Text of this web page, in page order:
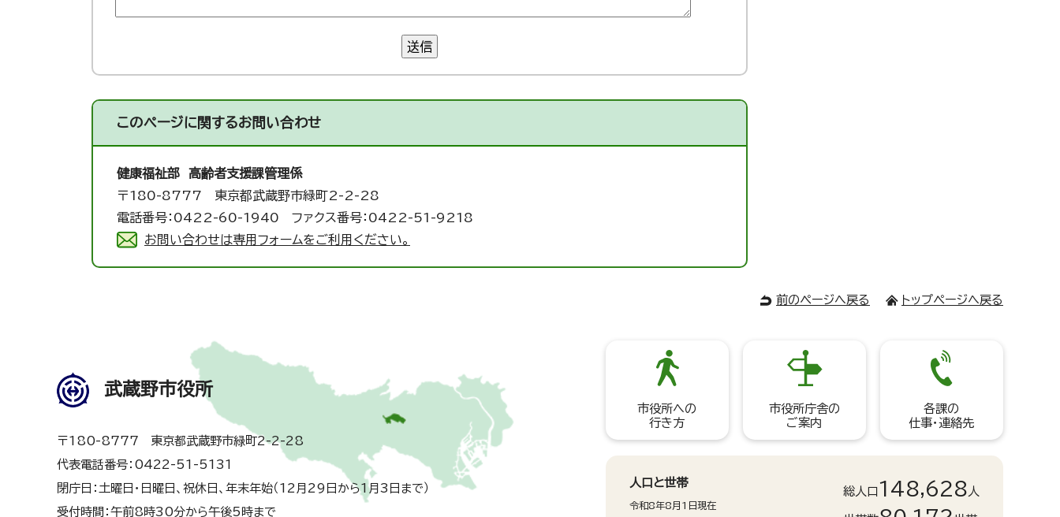
送信
このページに関するお問い合わせ
健康福祉部 高齢者支援課管理係
〒180-8777 東京都武蔵野市緑町2-2-28
電話番号：0422-60-1940 ファクス番号：0422-51-9218
お問い合わせは専用フォームをご利用ください。
前のページへ戻る トップページへ戻る
武蔵野市役所
〒180-8777 東京都武蔵野市緑町2-2-28
代表電話番号：0422-51-5131
閉庁日：土曜日・日曜日、祝休日、年末年始（12月29日から1月3日まで）
受付時間：午前8時30分から午後5時まで
市役所への
行き方
市役所庁舎の
ご案内
各課の
仕事・連絡先
人口と世帯
令和8年8月1日現在
総人口 148,628 人